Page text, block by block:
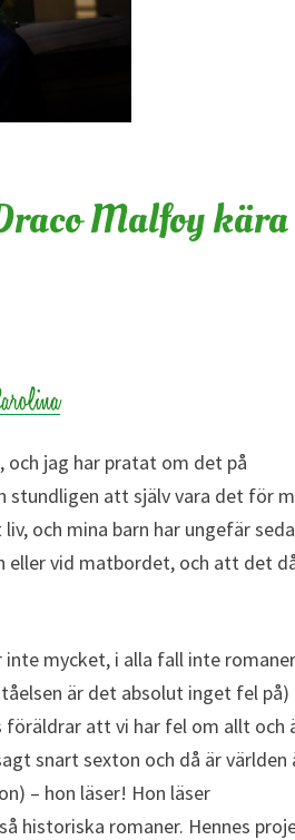
Malfoy
, och jag har pratat om det på
att själv vara det för
och mina barn har ungefär
eller vid matbordet, och att det
inte mycket, i alla fall inte romaner
är det absolut inget fel på)
föräldrar att vi har fel om allt och
snart sexton och då är världen
– hon läser! Hon läser
historiska romaner. Hennes